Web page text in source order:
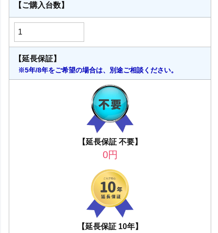
【ご購入台数】
【延長保証】
※5年/8年をご希望の場合は、別途ご相談ください。
【延長保証 不要】
0円
【延長保証 10年】